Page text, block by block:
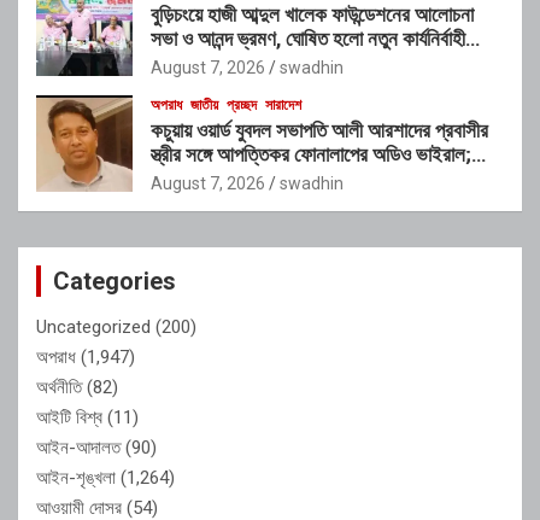
বুড়িচংয়ে হাজী আব্দুল খালেক ফাউন্ডেশনের আলোচনা
সভা ও আনন্দ ভ্রমণ, ঘোষিত হলো নতুন কার্যনির্বাহী
কমিটি
August 7, 2026 swadhin
অপরাধ জাতীয় প্রচ্ছদ সারাদেশ
কচুয়ায় ওয়ার্ড যুবদল সভাপতি আলী আরশাদের প্রবাসীর
স্ত্রীর সঙ্গে আপত্তিকর ফোনালাপের অডিও ভাইরাল;
শাস্তির দাবি এলাকাবাসীর
August 7, 2026 swadhin
Categories
Uncategorized (200)
অপরাধ (1,947)
অর্থনীতি(82)
আইটি বিশ্ব (11)
আইন-আদালত(90)
আইন-শৃঙ্খলা (1,264)
আওয়ামী দোসর (54)